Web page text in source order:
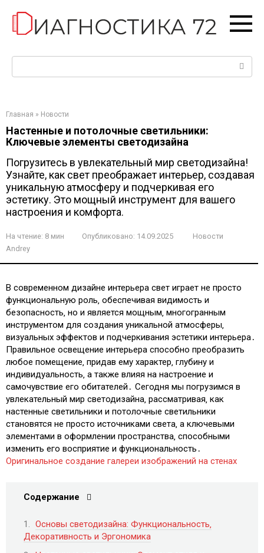
контенту
Главная » Новости
Настенные и потолочные светильники:
Ключевые элементы светодизайна
Погрузитесь в увлекательный мир светодизайна!
Узнайте, как свет преображает интерьер, создавая
уникальную атмосферу и подчеркивая его
эстетику. Это мощный инструмент для вашего
настроения и комфорта.
На чтение: 8 мин Опубликовано: 14.09.2025
Новости
Andrey
В современном дизайне интерьера свет играет не просто
функциональную роль‚ обеспечивая видимость и
безопасность‚ но и является мощным‚ многогранным
инструментом для создания уникальной атмосферы‚
визуальных эффектов и подчеркивания эстетики интерьера․
Правильное освещение интерьера способно преобразить
любое помещение‚ придав ему характер‚ глубину и
индивидуальность‚ а также влияя на настроение и
самочувствие его обитателей․ Сегодня мы погрузимся в
увлекательный мир светодизайна‚ рассматривая‚ как
настенные светильники и потолочные светильники
становятся не просто источниками света‚ а ключевыми
элементами в оформлении пространства‚ способными
изменить его восприятие и функциональность․
Оригинальное создание галереи изображений на стенах
Содержание
Основы светодизайна: Функциональность‚
Декоративность и Эргономика